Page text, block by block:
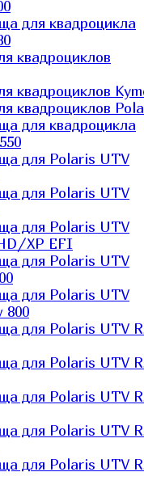
для квадроцикла
квадроциклов
квадроциклов
квадроциклов
для квадроцикла
для Polaris UTV
для Polaris UTV
для Polaris UTV
XP EFI
для Polaris UTV
для Polaris UTV
800
для Polaris UTV
для Polaris UTV
для Polaris UTV
для Polaris UTV
для Polaris UTV